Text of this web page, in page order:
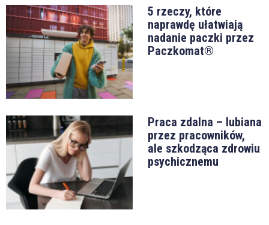
5 rzeczy, które
naprawdę ułatwiają
nadanie paczki przez
Paczkomat®
Praca zdalna – lubiana
przez pracowników,
ale szkodząca zdrowiu
psychicznemu